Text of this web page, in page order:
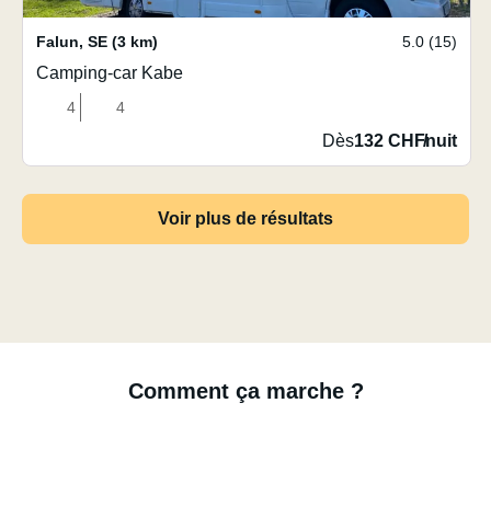
Falun, SE (3 km) 5.0 (15)
Camping-car Kabe
4 4
Dès132 CHF/nuit
Voir plus de résultats
Comment ça marche ?